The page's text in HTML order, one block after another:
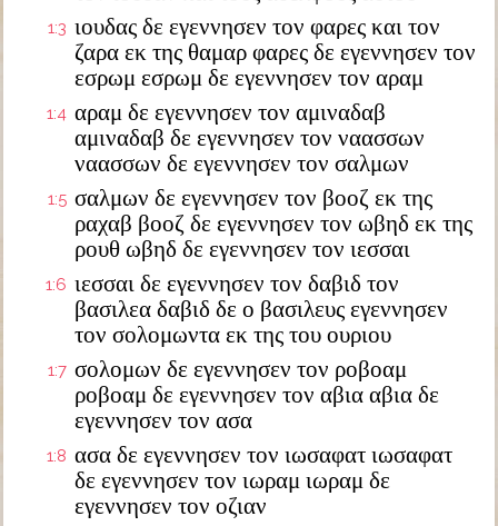
1:3 ιουδας δε εγεννησεν τον φαρες και τον
ζαρα εκ της θαμαρ φαρες δε εγεννησεν τον
εσρωμ εσρωμ δε εγεννησεν τον αραμ
1:4 αραμ δε εγεννησεν τον αμιναδαβ
αμιναδαβ δε εγεννησεν τον ναασσων
ναασσων δε εγεννησεν τον σαλμων
1:5 σαλμων δε εγεννησεν τον βοοζ εκ της
ραχαβ βοοζ δε εγεννησεν τον ωβηδ εκ της
ρουθ ωβηδ δε εγεννησεν τον ιεσσαι
1:6 ιεσσαι δε εγεννησεν τον δαβιδ τον
βασιλεα δαβιδ δε ο βασιλευς εγεννησεν
τον σολομωντα εκ της του ουριου
1:7 σολομων δε εγεννησεν τον ροβοαμ
ροβοαμ δε εγεννησεν τον αβια αβια δε
εγεννησεν τον ασα
1:8 ασα δε εγεννησεν τον ιωσαφατ ιωσαφατ
δε εγεννησεν τον ιωραμ ιωραμ δε
εγεννησεν τον οζιαν